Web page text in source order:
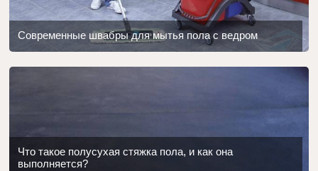
Современные швабры для мытья пола с ведром
Что такое полусухая стяжка пола, и как она
выполняется?